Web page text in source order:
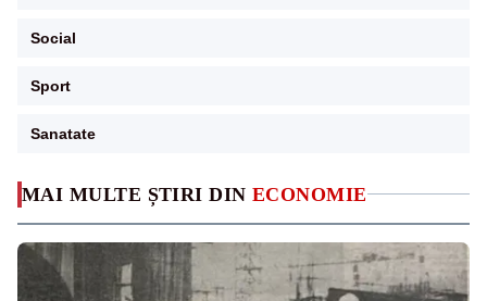
MAI MULTE ȘTIRI DIN ECONOMIE
Social
Sport
Sanatate